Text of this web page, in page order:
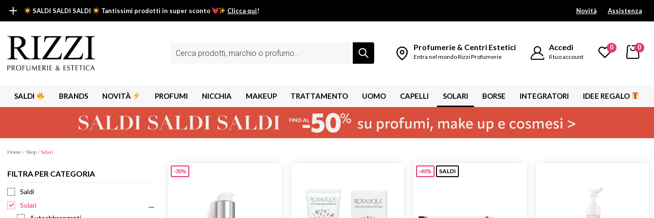
SALDI SALDI SALDI Tantissimi prodotti in super sconto Clicca qui!
SALDI SALDI SALDI
Fino al -50% su tantissimi prodotti beauty nella sezione saldi: il tuo glow estivo inizia da qui.
Scopri tutti i prodotti in super saldo!
Novità Assistenza
prodotti
Profumerie & Centri Estetici
Entra nel mondo Rizzi Profumerie
Accedi
Il tuo account
0 0
SALDI BRANDS
Armaf
NOVITÀ PROFUMI NICCHIA MAKEUP TRATTAMENTO UOMO CAPELLI SOLARI BORSE INTEGRATORI IDEE REGALO
Home / Shop / Solari
FILTRA PER CATEGORIA
Saldi
Solari
-30% -40% SALDI